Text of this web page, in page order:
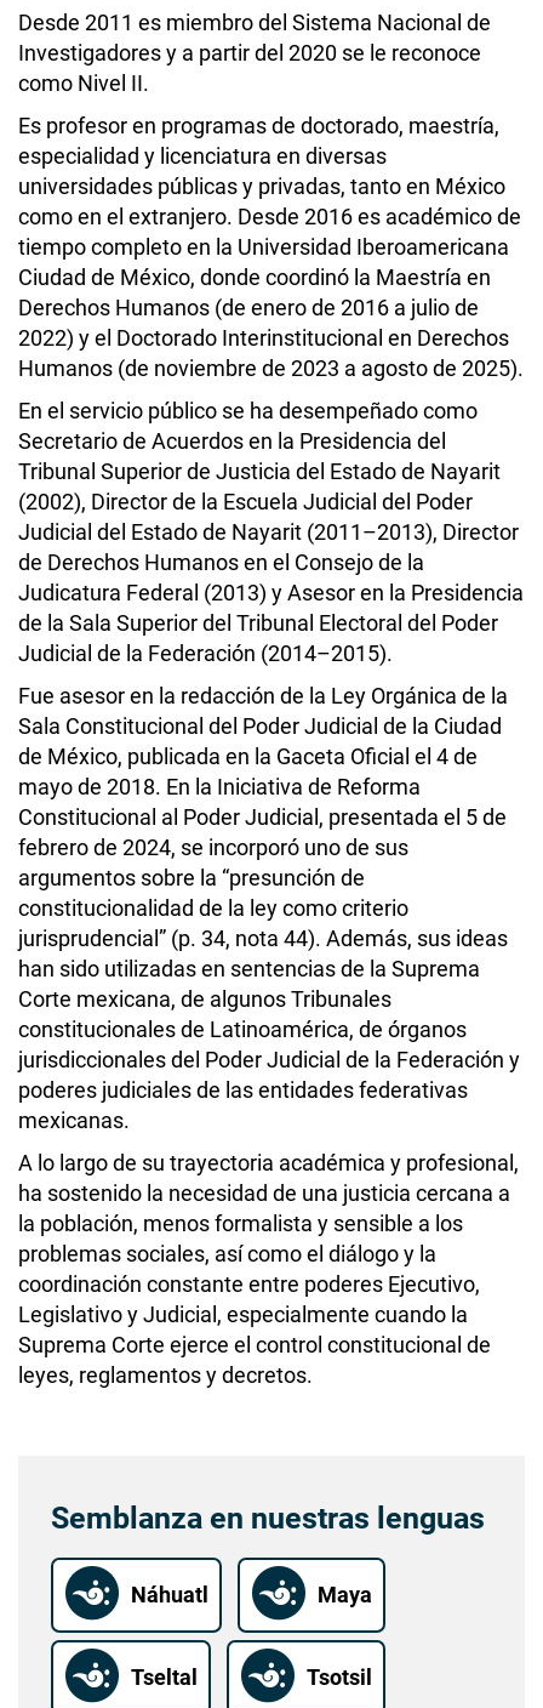
Desde 2011 es miembro del Sistema Nacional de
Investigadores y a partir del 2020 se le reconoce
como Nivel II.
Es profesor en programas de doctorado, maestría,
especialidad y licenciatura en diversas
universidades públicas y privadas, tanto en México
como en el extranjero. Desde 2016 es académico de
tiempo completo en la Universidad Iberoamericana
Ciudad de México, donde coordinó la Maestría en
Derechos Humanos (de enero de 2016 a julio de
2022) y el Doctorado Interinstitucional en Derechos
Humanos (de noviembre de 2023 a agosto de 2025).
En el servicio público se ha desempeñado como
Secretario de Acuerdos en la Presidencia del
Tribunal Superior de Justicia del Estado de Nayarit
(2002), Director de la Escuela Judicial del Poder
Judicial del Estado de Nayarit (2011–2013), Director
de Derechos Humanos en el Consejo de la
Judicatura Federal (2013) y Asesor en la Presidencia
de la Sala Superior del Tribunal Electoral del Poder
Judicial de la Federación (2014–2015).
Fue asesor en la redacción de la Ley Orgánica de la
Sala Constitucional del Poder Judicial de la Ciudad
de México, publicada en la Gaceta Oficial el 4 de
mayo de 2018. En la Iniciativa de Reforma
Constitucional al Poder Judicial, presentada el 5 de
febrero de 2024, se incorporó uno de sus
argumentos sobre la “presunción de
constitucionalidad de la ley como criterio
jurisprudencial” (p. 34, nota 44). Además, sus ideas
han sido utilizadas en sentencias de la Suprema
Corte mexicana, de algunos Tribunales
constitucionales de Latinoamérica, de órganos
jurisdiccionales del Poder Judicial de la Federación y
poderes judiciales de las entidades federativas
mexicanas.
A lo largo de su trayectoria académica y profesional,
ha sostenido la necesidad de una justicia cercana a
la población, menos formalista y sensible a los
problemas sociales, así como el diálogo y la
coordinación constante entre poderes Ejecutivo,
Legislativo y Judicial, especialmente cuando la
Suprema Corte ejerce el control constitucional de
leyes, reglamentos y decretos.
Semblanza en nuestras lenguas
Náhuatl Maya
Tseltal Tsotsil